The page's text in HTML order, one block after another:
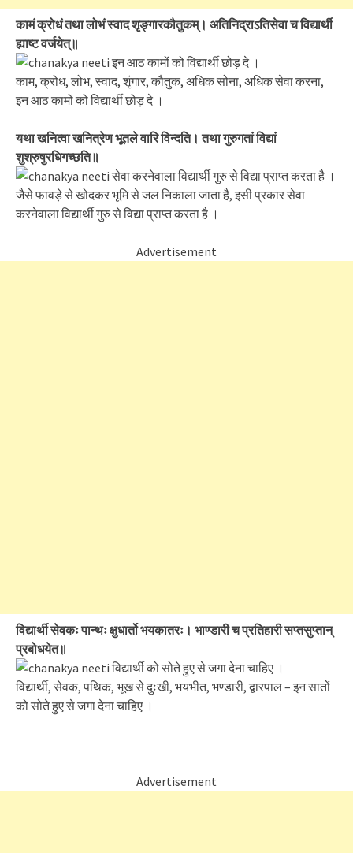
कामं क्रोधं तथा लोभं स्वाद शृङ्गारकौतुकम्। अतिनिद्राऽतिसेवा च विद्यार्थी
ह्याष्ट वर्जयेत्॥
काम, क्रोध, लोभ, स्वाद, शृंगार, कौतुक, अधिक सोना, अधिक सेवा करना,
इन आठ कामों को विद्यार्थी छोड़ दे ।
यथा खनित्वा खनित्रेण भूतले वारि विन्दति। तथा गुरुगतां विद्यां
शुश्रुषुरधिगच्छति॥
जैसे फावड़े से खोदकर भूमि से जल निकाला जाता है, इसी प्रकार सेवा
करनेवाला विद्यार्थी गुरु से विद्या प्राप्त करता है ।
Advertisement
विद्यार्थी सेवकः पान्थः क्षुधार्तो भयकातरः। भाण्डारी च प्रतिहारी सप्तसुप्तान्
प्रबोधयेत॥
विद्यार्थी, सेवक, पथिक, भूख से दुःखी, भयभीत, भण्डारी, द्वारपाल – इन सातों
को सोते हुए से जगा देना चाहिए ।
Advertisement